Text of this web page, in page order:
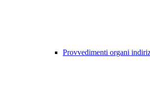
Provvedimenti organi